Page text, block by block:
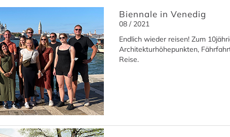
Biennale in Venedig
08 / 2021
Endlich wieder reisen! Zum
Architekturhöhepunkten,
Reise.